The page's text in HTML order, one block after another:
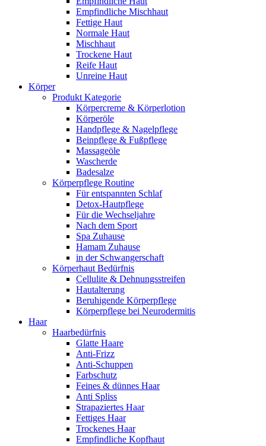
Empfindliche Mischhaut
Fettige Haut
Normale Haut
Mischhaut
Trockene Haut
Reife Haut
Unreine Haut
Körper
Produkt Kategorie
Körpercreme & Körperlotion
Körperöle
Handpflege & Nagelpflege
Beinpflege & Fußpflege
Massageöle
Wascherde
Badesalze
Körperpflege Routine
Für entspannten Schlaf
Detox-Hautpflege
Für die Wechseljahre
Nach dem Sport
Spa Zuhause
Hamam Zuhause
in der Schwangerschaft
Körperhaut Bedürfnis
Cellulite & Dehnungsstreifen
Hautalterung
Beruhigende Körperpflege
Körperpflege bei Neurodermitis
Haar
Haarbedürfnis
Glatte Haare
Anti-Frizz
Anti-Schuppen
Farbschutz
Feines & dünnes Haar
Anti Spliss
Strapaziertes Haar
Fettiges Haar
Trockenes Haar
Empfindliche Kopfhaut